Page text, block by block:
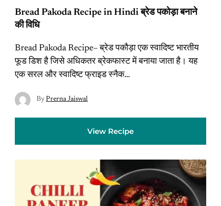
Bread Pakoda Recipe in Hindi ब्रेड पकोड़ा बनाने
की विधि
Bread Pakoda Recipe– ब्रेड पकौड़ा एक स्वादिष्ट भारतीय
फूड डिश है जिसे अधिकतर ब्रेकफास्ट में बनाया जाता है। यह
एक सरल और स्वादिष्ट फ्राइड स्नैक…
By Prerna Jaiswal
View Recipe